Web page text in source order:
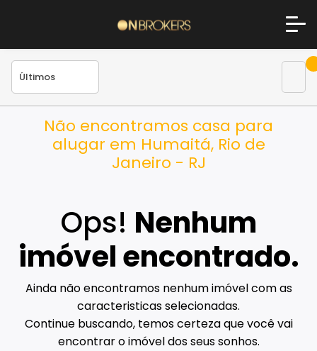
Não encontramos casa para
alugar em Humaitá, Rio de
Janeiro - RJ
Ops! Nenhum
imóvel encontrado.
Ainda não encontramos nenhum imóvel com as
caracteristicas selecionadas.
Continue buscando, temos certeza que você vai
encontrar o imóvel dos seus sonhos.